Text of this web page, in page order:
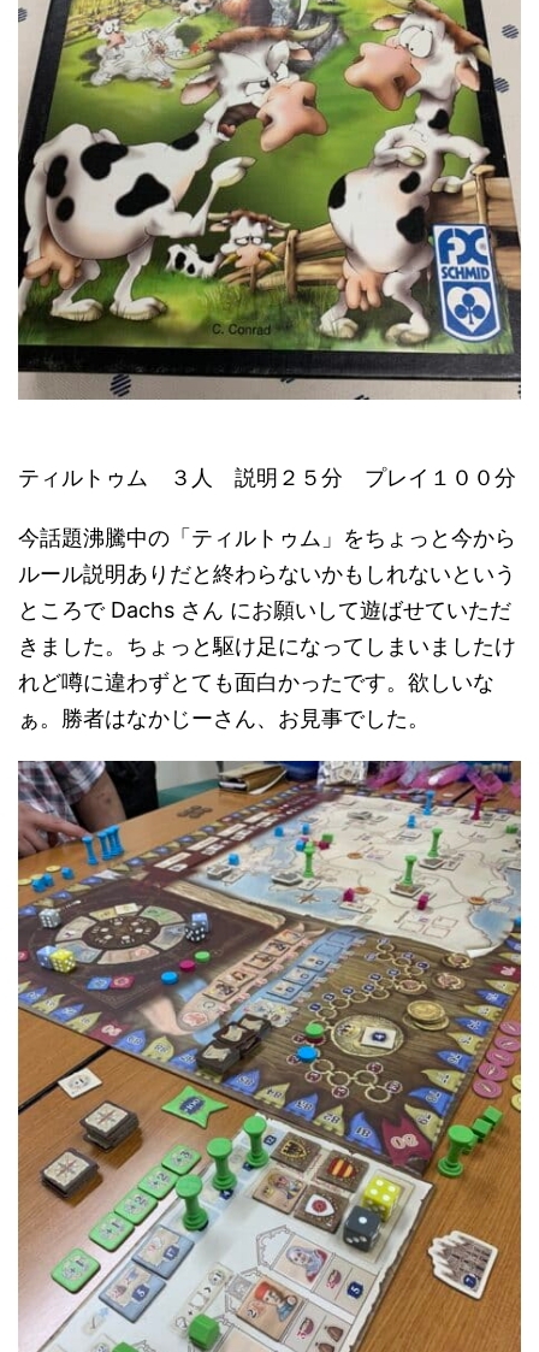
ティルトゥム ３人 説明２５分 プレイ１００分
今話題沸騰中の「ティルトゥム」をちょっと今から
ルール説明ありだと終わらないかもしれないという
ところで Dachs さん にお願いして遊ばせていただ
きました。ちょっと駆け足になってしまいましたけ
れど噂に違わずとても面白かったです。欲しいな
ぁ。勝者はなかじーさん、お見事でした。